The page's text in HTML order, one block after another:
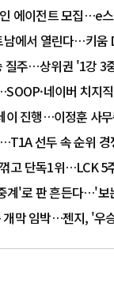
에이전트 모집…e
남에서 열린다…키움
질주…상위권 '1강 3
네이버 치지
이 진행…이정훈 사
선두 속 순위 경
고 단독1위…LCK 5
계'로 판 흔든다…'보
막 임박…젠지, '우